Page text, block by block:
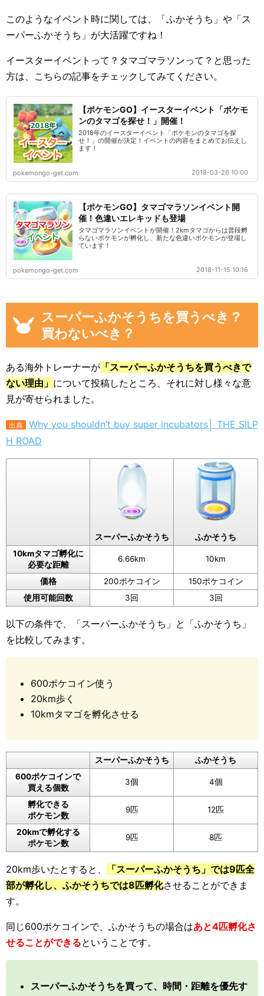
このようなイベント時に関しては、「ふかそうち」や「ス
ーパーふかそうち」が大活躍ですね！
イースターイベントって？タマゴマラソンって？と思った
方は、こちらの記事をチェックしてみてください。
【ポケモンGO】イースターイベント「ポケモ
ンのタマゴを探せ！」開催！
2018年のイースターイベント「ポケモンのタマゴを探
せ！」の開催が決定！イベントの内容をまとめてお伝えし
ます！
pokemongo-get.com 2018-03-26 10:00
【ポケモンGO】タマゴマラソンイベント開
催！色違いエレキッドも登場
タマゴマラソンイベントが開催！2kmタマゴからは普段孵
らないポケモンが孵化し、新たな色違いポケモンが登場し
ています！
pokemongo-get.com 2018-11-15 10:16
スーパーふかそうちを買うべき？
買わないべき？
ある海外トレーナーが 「スーパーふかそうちを買うべきで
ない理由」 について投稿したところ、それに対し様々な意
見が寄せられました。
出典
Why you shouldn’t buy super incubators│ THE SILP
H ROAD
スーパーふかそうち
ふかそうち
10kmタマゴ孵化に
必要な距離
6.66km 10km
価格 200ポケコイン
150ポケコイン
使用可能回数
3回 3回
以下の条件で、「スーパーふかそうち」と「ふかそうち」
を比較してみます。
600ポケコイン使う
20km歩く
10kmタマゴを孵化させる
スーパーふかそうち
ふかそうち
600ポケコインで
買える個数
3個 4個
孵化できる
ポケモン数
9匹 12匹
20kmで孵化する
ポケモン数
9匹 8匹
20km歩いたとすると、
「スーパーふかそうち」では9匹全
部が孵化し、ふかそうちでは8匹孵化させることができま
す。
同じ600ポケコインで、ふかそうちの場合はあと4匹孵化さ
せることができるということです。
スーパーふかそうちを買って、時間・距離を優先す